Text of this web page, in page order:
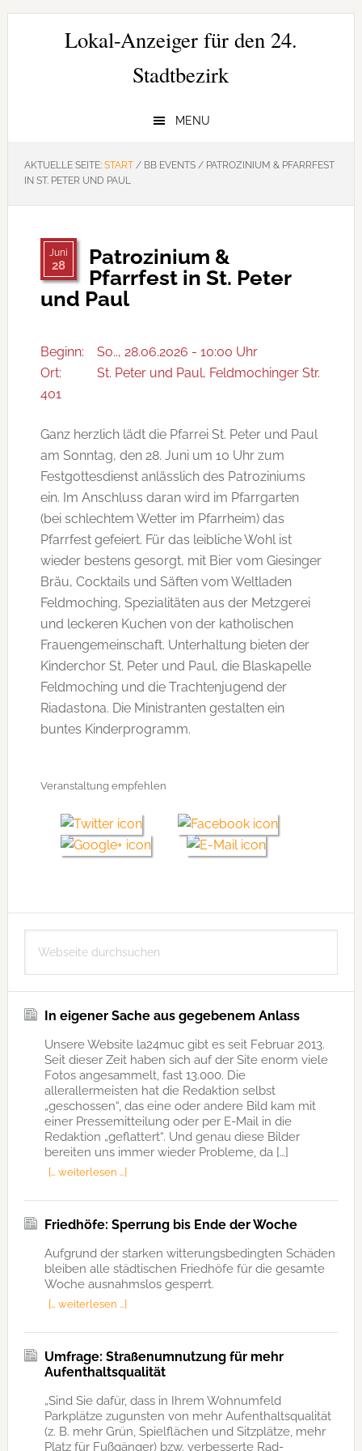
Zur
Hauptnavigation
Zum
Zur
SeitenspalteLokal-Anzeiger für den 24.
Stadtbezirk
MENU
AKTUELLE SEITE: START /BB EVENTS /PATROZINIUM & PFARRFEST
IN ST. PETER UND PAUL
Juni
28
Patrozinium &
Pfarrfest in St. Peter
und Paul
Beginn:
So.., 28.06.2026 - 10:00 Uhr
Ort:
St. Peter und Paul, Feldmochinger Str.
401
Ganz herzlich lädt die Pfarrei St. Peter und Paul
am Sonntag, den 28. Juni um 10 Uhr zum
Festgottesdienst anlässlich des Patroziniums
ein. Im Anschluss daran wird im Pfarrgarten
(bei schlechtem Wetter im Pfarrheim) das
Pfarrfest gefeiert. Für das leibliche Wohl ist
wieder bestens gesorgt, mit Bier vom Giesinger
Bräu, Cocktails und Säften vom Weltladen
Feldmoching, Spezialitäten aus der Metzgerei
und leckeren Kuchen von der katholischen
Frauengemeinschaft. Unterhaltung bieten der
Kinderchor St. Peter und Paul, die Blaskapelle
Feldmoching und die Trachtenjugend der
Riadastona. Die Ministranten gestalten ein
buntes Kinderprogramm.
Veranstaltung empfehlen
Seitenspalte
durchsuchen
In eigener Sache aus gegebenem Anlass
Unsere Website la24muc gibt es seit Februar 2013.
Seit dieser Zeit haben sich auf der Site enorm viele
Fotos angesammelt, fast 13.000. Die
allerallermeisten hat die Redaktion selbst
„geschossen“, das eine oder andere Bild kam mit
einer Pressemitteilung oder per E-Mail in die
Redaktion „geflattert“. Und genau diese Bilder
bereiten uns immer wieder Probleme, da […]
[… weiterlesen …]
Friedhöfe: Sperrung bis Ende der Woche
Aufgrund der starken witterungsbedingten Schäden
bleiben alle städtischen Friedhöfe für die gesamte
Woche ausnahmslos gesperrt.
[… weiterlesen …]
Umfrage: Straßenumnutzung für mehr
Aufenthaltsqualität
„Sind Sie dafür, dass in Ihrem Wohnumfeld
Parkplätze zugunsten von mehr Aufenthaltsqualität
(z. B. mehr Grün, Spielflächen und Sitzplätze, mehr
Platz für Fußgänger) bzw. verbesserte Rad-